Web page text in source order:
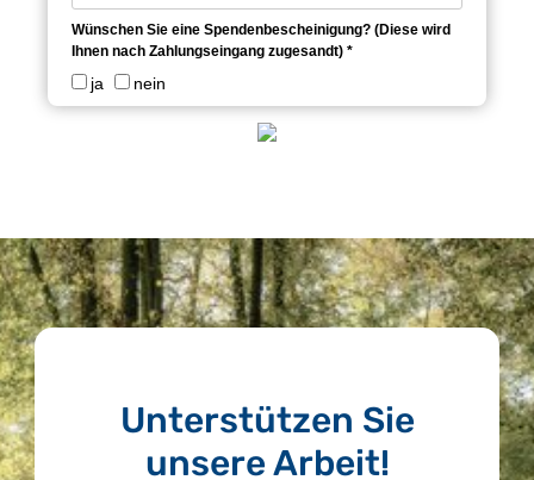
Wünschen Sie eine Spendenbescheinigung? (Diese wird
Ihnen nach Zahlungseingang zugesandt) *
ja nein
Unterstützen Sie
unsere Arbeit!